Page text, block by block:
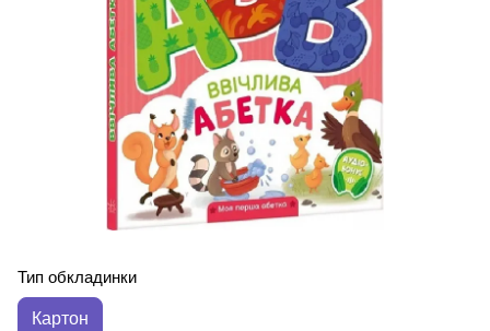
Тип обкладинки
Картон